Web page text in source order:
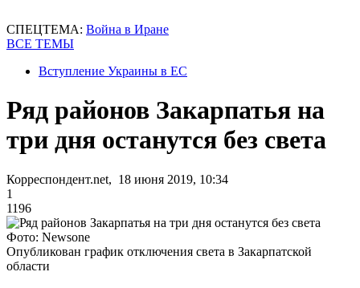
СПЕЦТЕМА: Война в Иране
ВСЕ ТЕМЫ
Вступление Украины в ЕС
Ряд районов Закарпатья на
три дня останутся без света
Корреспондент.net, 18 июня 2019, 10:34
1
1196
Фото: Newsone
Опубликован график отключения света в Закарпатской
области